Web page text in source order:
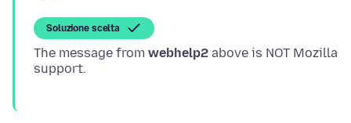
Soluzione scelta
The message from webhelp2 above is NOT Mozilla